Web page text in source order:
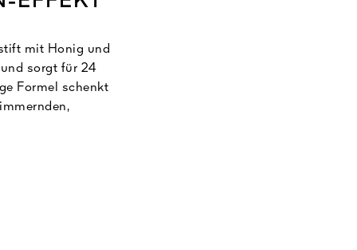
mit Honig und
sorgt für 24
Formel schenkt